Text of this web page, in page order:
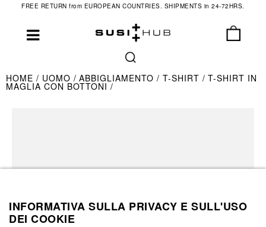
FREE RETURN from EUROPEAN COUNTRIES. SHIPMENTS in 24-72HRS.
HOME UOMO ABBIGLIAMENTO T-SHIRT T-SHIRT IN
MAGLIA CON BOTTONI
INFORMATIVA SULLA PRIVACY E SULL'USO
DEI COOKIE